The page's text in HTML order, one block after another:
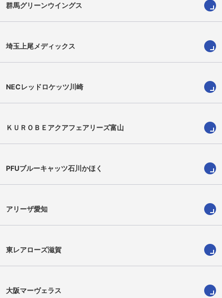
甲斐 理香菜
妹尾 紗香
群馬グリーンウイングス
埼玉上尾メディックス
NECレッドロケッツ川崎
ＫＵＲＯＢＥアクアフェアリーズ富山
PFUブルーキャッツ石川かほく
アリーザ愛知
東レアローズ滋賀
大阪マーヴェラス